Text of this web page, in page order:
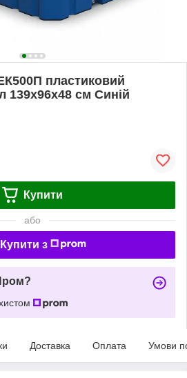
пластиковий
139х96х48 см Синій
Купити
або
Купити з
Доставка Оплата Умови